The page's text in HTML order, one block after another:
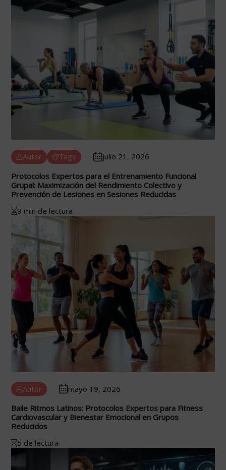
Autor Tags
julio 21, 2026
Protocolos Expertos para el Entrenamiento Funcional
Grupal: Maximización del Rendimiento Colectivo y
Prevención de Lesiones en Sesiones Reducidas
9 min de lectura
Autor
mayo 19, 2026
Baile Ritmos Latinos: Protocolos Expertos para Fitness
Cardiovascular y Bienestar Emocional en Grupos
Reducidos
5 de lectura